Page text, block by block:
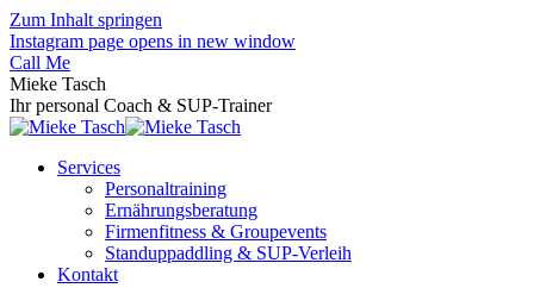
Zum Inhalt springen
Instagram page opens in new window
Call Me
Mieke Tasch
Ihr personal Coach & SUP-Trainer
Services
Personaltraining
Ernährungsberatung
Firmenfitness & Groupevents
Standuppaddling & SUP-Verleih
Kontakt